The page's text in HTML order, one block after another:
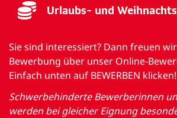
Urlaubs- und
Sie sind interessiert? Dann freuen
Bewerbung über unser Online-
Einfach unten auf BEWERBEN klicken!
Schwerbehinderte Bewerberinnen
werden bei gleicher Eignung